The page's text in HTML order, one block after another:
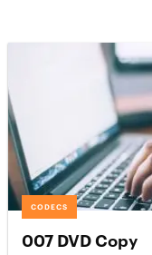
CODECS
007 DVD Copy